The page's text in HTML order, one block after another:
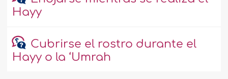
Hayy
Cubrirse el rostro durante el
Hayy o la ‘Umrah